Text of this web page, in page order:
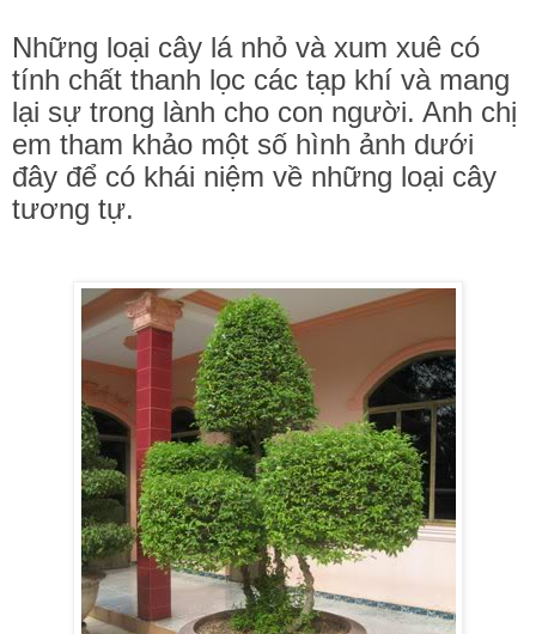
Những loại cây lá nhỏ và xum xuê có
tính chất thanh lọc các tạp khí và mang
lại sự trong lành cho con người. Anh chị
em tham khảo một số hình ảnh dưới
đây để có khái niệm về những loại cây
tương tự.